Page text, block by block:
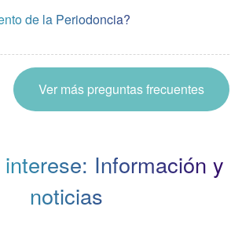
de la Periodoncia?
Ver más preguntas frecuentes
Información y
noticias